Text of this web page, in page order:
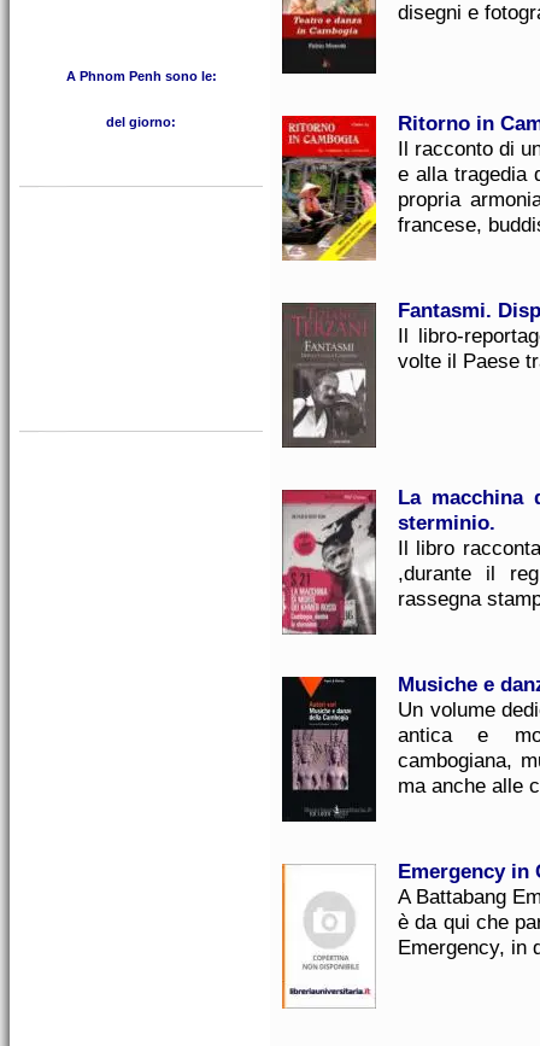
A Phnom Penh sono le:
del giorno:
disegni e
Ritorno in
Il racconto di
e alla tragedia
propria
francese,
Fantasmi.
Il libro-
volte il Paese
La macchina
sterminio.
Il libro
,durante il
rassegna
Musiche e
Un volume
antica e
cambogiana,
ma anche alle
Emergency in
A Battabang
è da qui che
Emergency, in